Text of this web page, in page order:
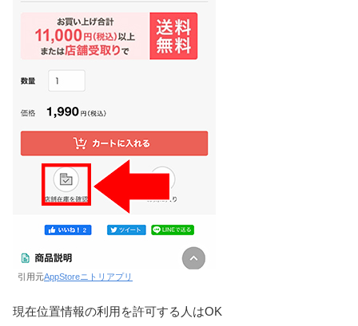
引用元AppStoreニトリアプリ
現在位置情報の利用を許可する人はOK